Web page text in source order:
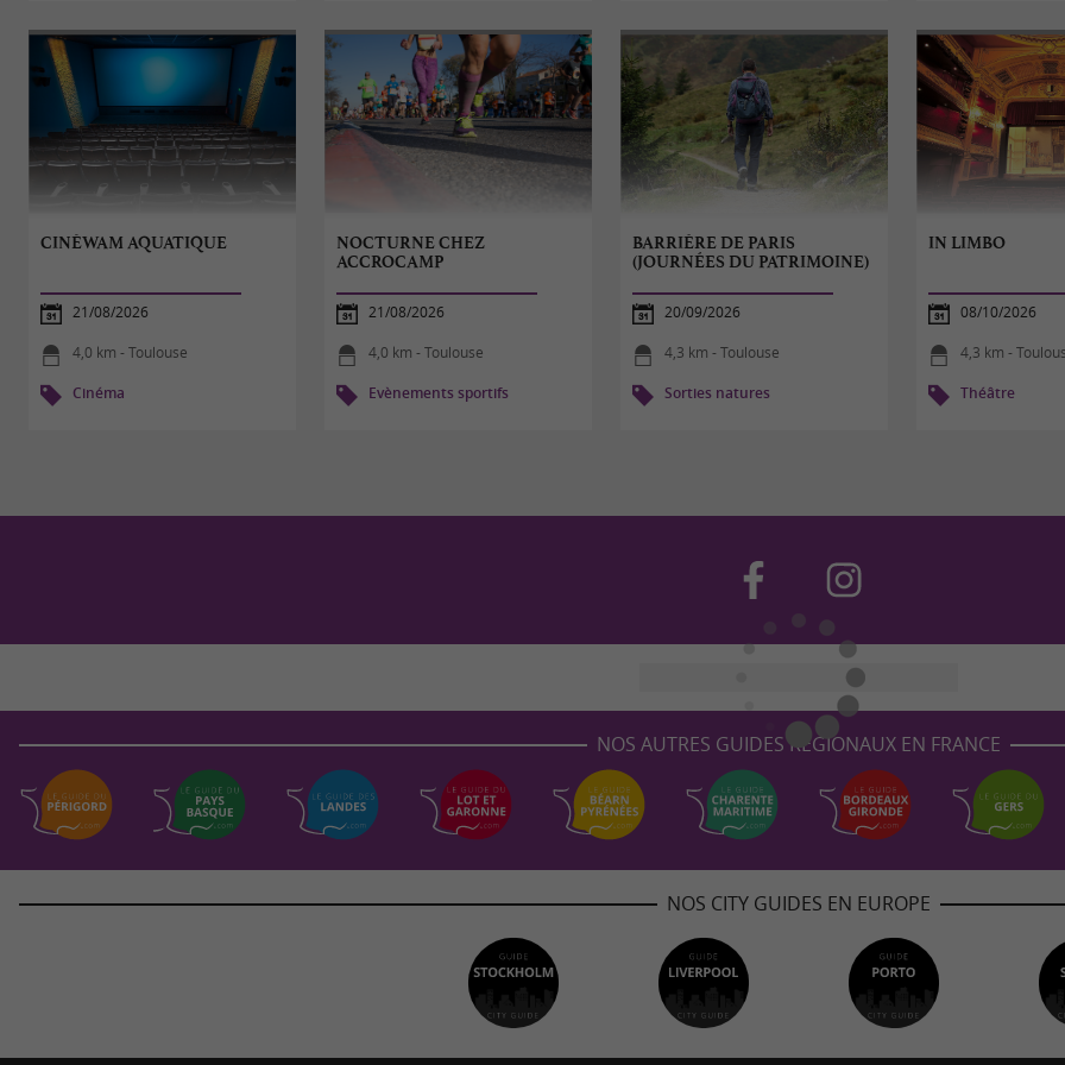
CINÉWAM AQUATIQUE
21/08/2026
4,0 km - Toulouse
Cinéma
NOCTURNE CHEZ
ACCROCAMP
21/08/2026
4,0 km - Toulouse
Evènements sportifs
BARRIÈRE DE PARIS
(JOURNÉES DU PATRIMOINE)
20/09/2026
4,3 km - Toulouse
Sorties natures
IN LIMBO
08/10/2026
4,3 km -
Théâtre
NOS AUTRES GUIDES RÉGIONAUX EN FRANCE
NOS CITY GUIDES EN EUROPE